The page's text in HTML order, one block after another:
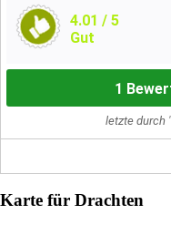
4.01 / 5
Gut
1
letzte durch
Karte für Drachten